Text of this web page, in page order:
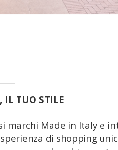
IL TUO STILE
marchi Made in Italy e
di shopping